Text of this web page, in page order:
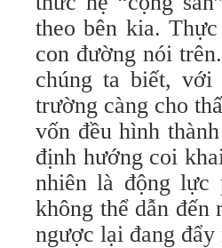
theo bên kia.
con đường nói
chúng ta biết, với
trường càng cho
vốn đều hình
định hướng coi
nhiên là động lực
không thể dẫn đến
ngược lại đang đẩy